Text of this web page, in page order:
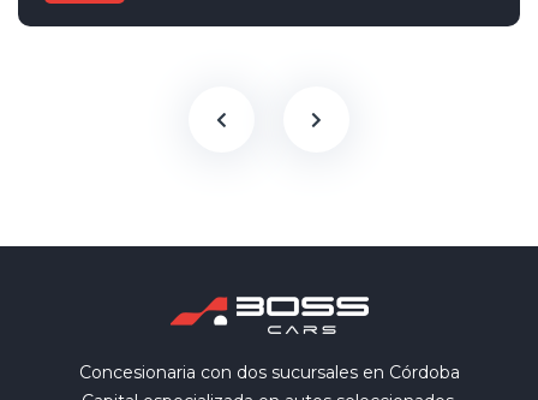
Concesionaria con dos sucursales en Córdoba